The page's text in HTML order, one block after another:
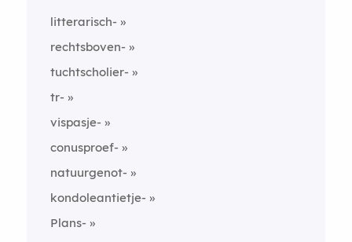
litterarisch-
rechtsboven-
tuchtscholier-
tr-
vispasje-
conusproef-
natuurgenot-
kondoleantietje-
Plans-